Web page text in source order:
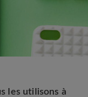
les utilisons à